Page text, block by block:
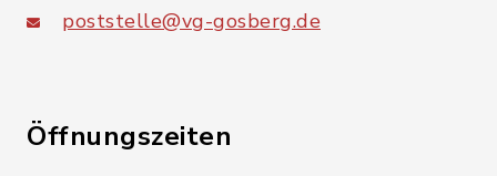
poststelle@vg-gosberg.de
Öffnungszeiten